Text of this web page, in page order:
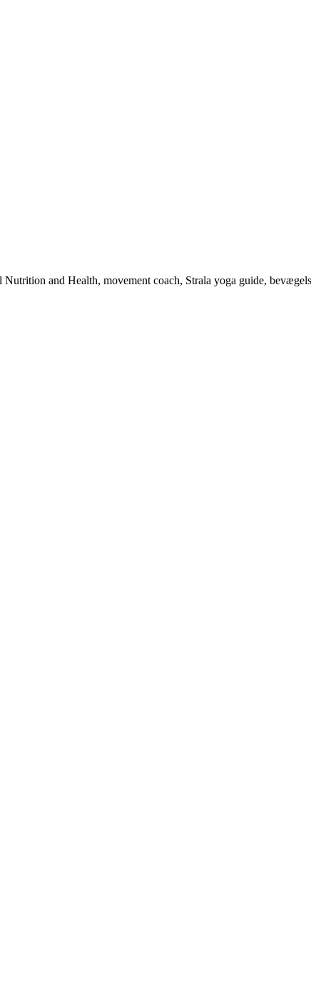
and Health, movement coach, Strala yoga guide,